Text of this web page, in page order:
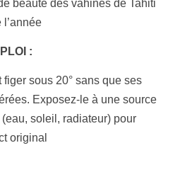
beauté des vahinés de Tahiti
:
figer sous 20° sans que ses
Exposez-le à une source
soleil, radiateur) pour
original